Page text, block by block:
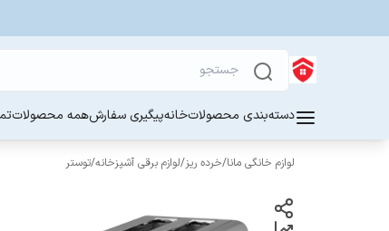
دسته‌بندی محصولاتخانهپیگیری سفارشهمه محصولات
لوازم خانگی مانا/خرده ریز/لوازم برقی آشپزخانه/توستر